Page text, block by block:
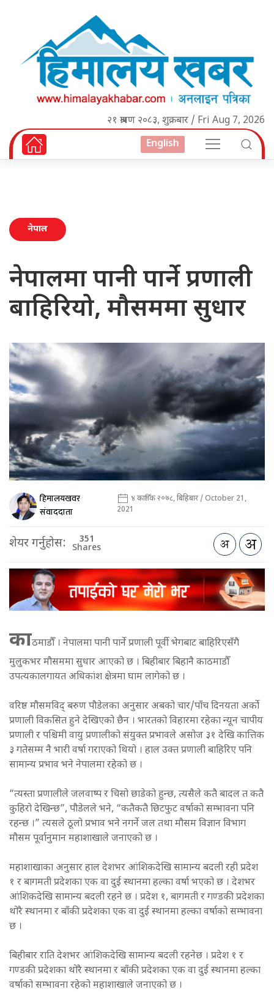
२१ श्रावण २०८३, शुक्रबार / Fri Aug 7, 2026
English
नेपाल
नेपालमा पानी पार्ने प्रणाली
बाहिरियो, मौसममा सुधार
हिमालयखवर
संवाददाता
४ कार्तिक २०७८, बिहिबार / October 21,
2021
शेयर गर्नुहोस: 351
Shares
काठमाडौँ । नेपालमा पानी पार्ने प्रणाली पूर्वी भेगबाट बाहिरिएसँगै
मुलुकभर मौसममा सुधार आएको छ । बिहीबार बिहानै काठमाडौँ
उपत्यकालगायत अधिकांश क्षेत्रमा घाम लागेको छ ।
वरिष्ठ मौसमविद् बरुण पौडेलका अनुसार अबको चार/पाँच दिनयता अर्काे
प्रणाली विकसित हुने देखिएको छैन । भारतको विहारमा रहेका न्यून चापीय
प्रणाली र पश्चिमी वायु प्रणालीको संयुक्त प्रभावले असोज ३१ देखि कात्तिक
३ गतेसम्म नै भारी वर्षा गराएको थियो । हाल उक्त प्रणाली बाहिरिए पनि
सामान्य प्रभाव भने नेपालमा रहेको छ ।
“त्यस्ता प्रणालीले जलवाष्प र चिसो छाडेको हुन्छ, त्यसैले कतै बादल त कतै
कुहिरो देखिन्छ”, पौडेलले भने, “कतैकतै छिटफुट वर्षाको सम्भावना पनि
रहन्छ ।” त्यसले ठूलो प्रभाव भने नगर्ने जल तथा मौसम विज्ञान विभाग
मौसम पूर्वानुमान महाशाखाले जनाएको छ ।
महाशाखाका अनुसार हाल देशभर आंशिकदेखि सामान्य बदली रही प्रदेश
१ र बागमती प्रदेशका एक वा दुई स्थानमा हल्का वर्षा भएको छ । देशभर
आंशिकदेखि सामान्य बदली रहने छ । प्रदेश १, बागमती र गण्डकी प्रदेशका
थोरै स्थानमा र बाँकी प्रदेशका एक वा दुई स्थानमा हल्का वर्षाको सम्भावना
छ ।
बिहीबार राति देशभर आंशिकदेखि सामान्य बदली रहनेछ । प्रदेश १ र
गण्डकी प्रदेशका थोरै स्थानमा र बाँकी प्रदेशका एक वा दुई स्थानमा हल्का
वर्षाको सम्भावना रहेको महाशाखाले जनाएको छ ।